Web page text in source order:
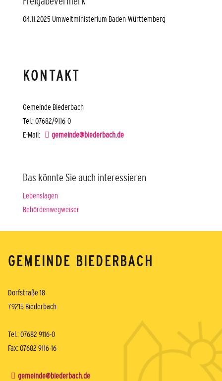
04.11.2025 Umweltministerium Baden-Württemberg
KONTAKT
Gemeinde Biederbach
Tel.: 07682/9116-0
E-Mail:
gemeinde@biederbach.de
Das könnte Sie auch interessieren
Lebenslagen
Behördenwegweiser
GEMEINDE BIEDERBACH
Dorfstraße 18
79215 Biederbach
Tel.: 07682 9116-0
Fax: 07682 9116-16
gemeinde@biederbach.de